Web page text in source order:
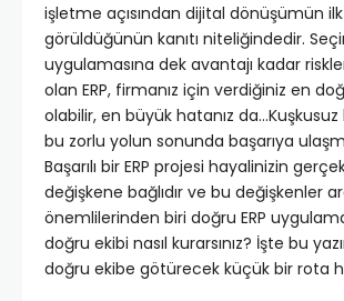
işletme açısından dijital dönüşümün ilk
görüldüğünün kanıtı niteliğindedir.
uygulamasına dek avantajı kadar
olan ERP, firmanız için verdiğiniz en
olabilir, en büyük hatanız
bu zorlu yolun sonunda başarıya
Başarılı bir ERP projesi hayalinizin
değişkene bağlıdır ve bu değişkenler
önemlilerinden biri doğru ERP
doğru ekibi nasıl kurarsınız? İşte bu
doğru ekibe götürecek küçük bir rota